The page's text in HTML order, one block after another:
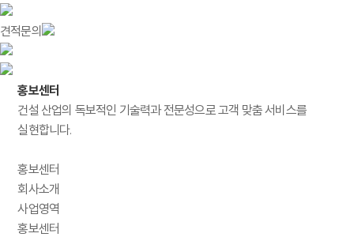
견적문의
홍보센터
건설 산업의 독보적인 기술력과 전문성으로 고객 맞춤 서비스를
실현합니다.
홍보센터
회사소개
사업영역
홍보센터